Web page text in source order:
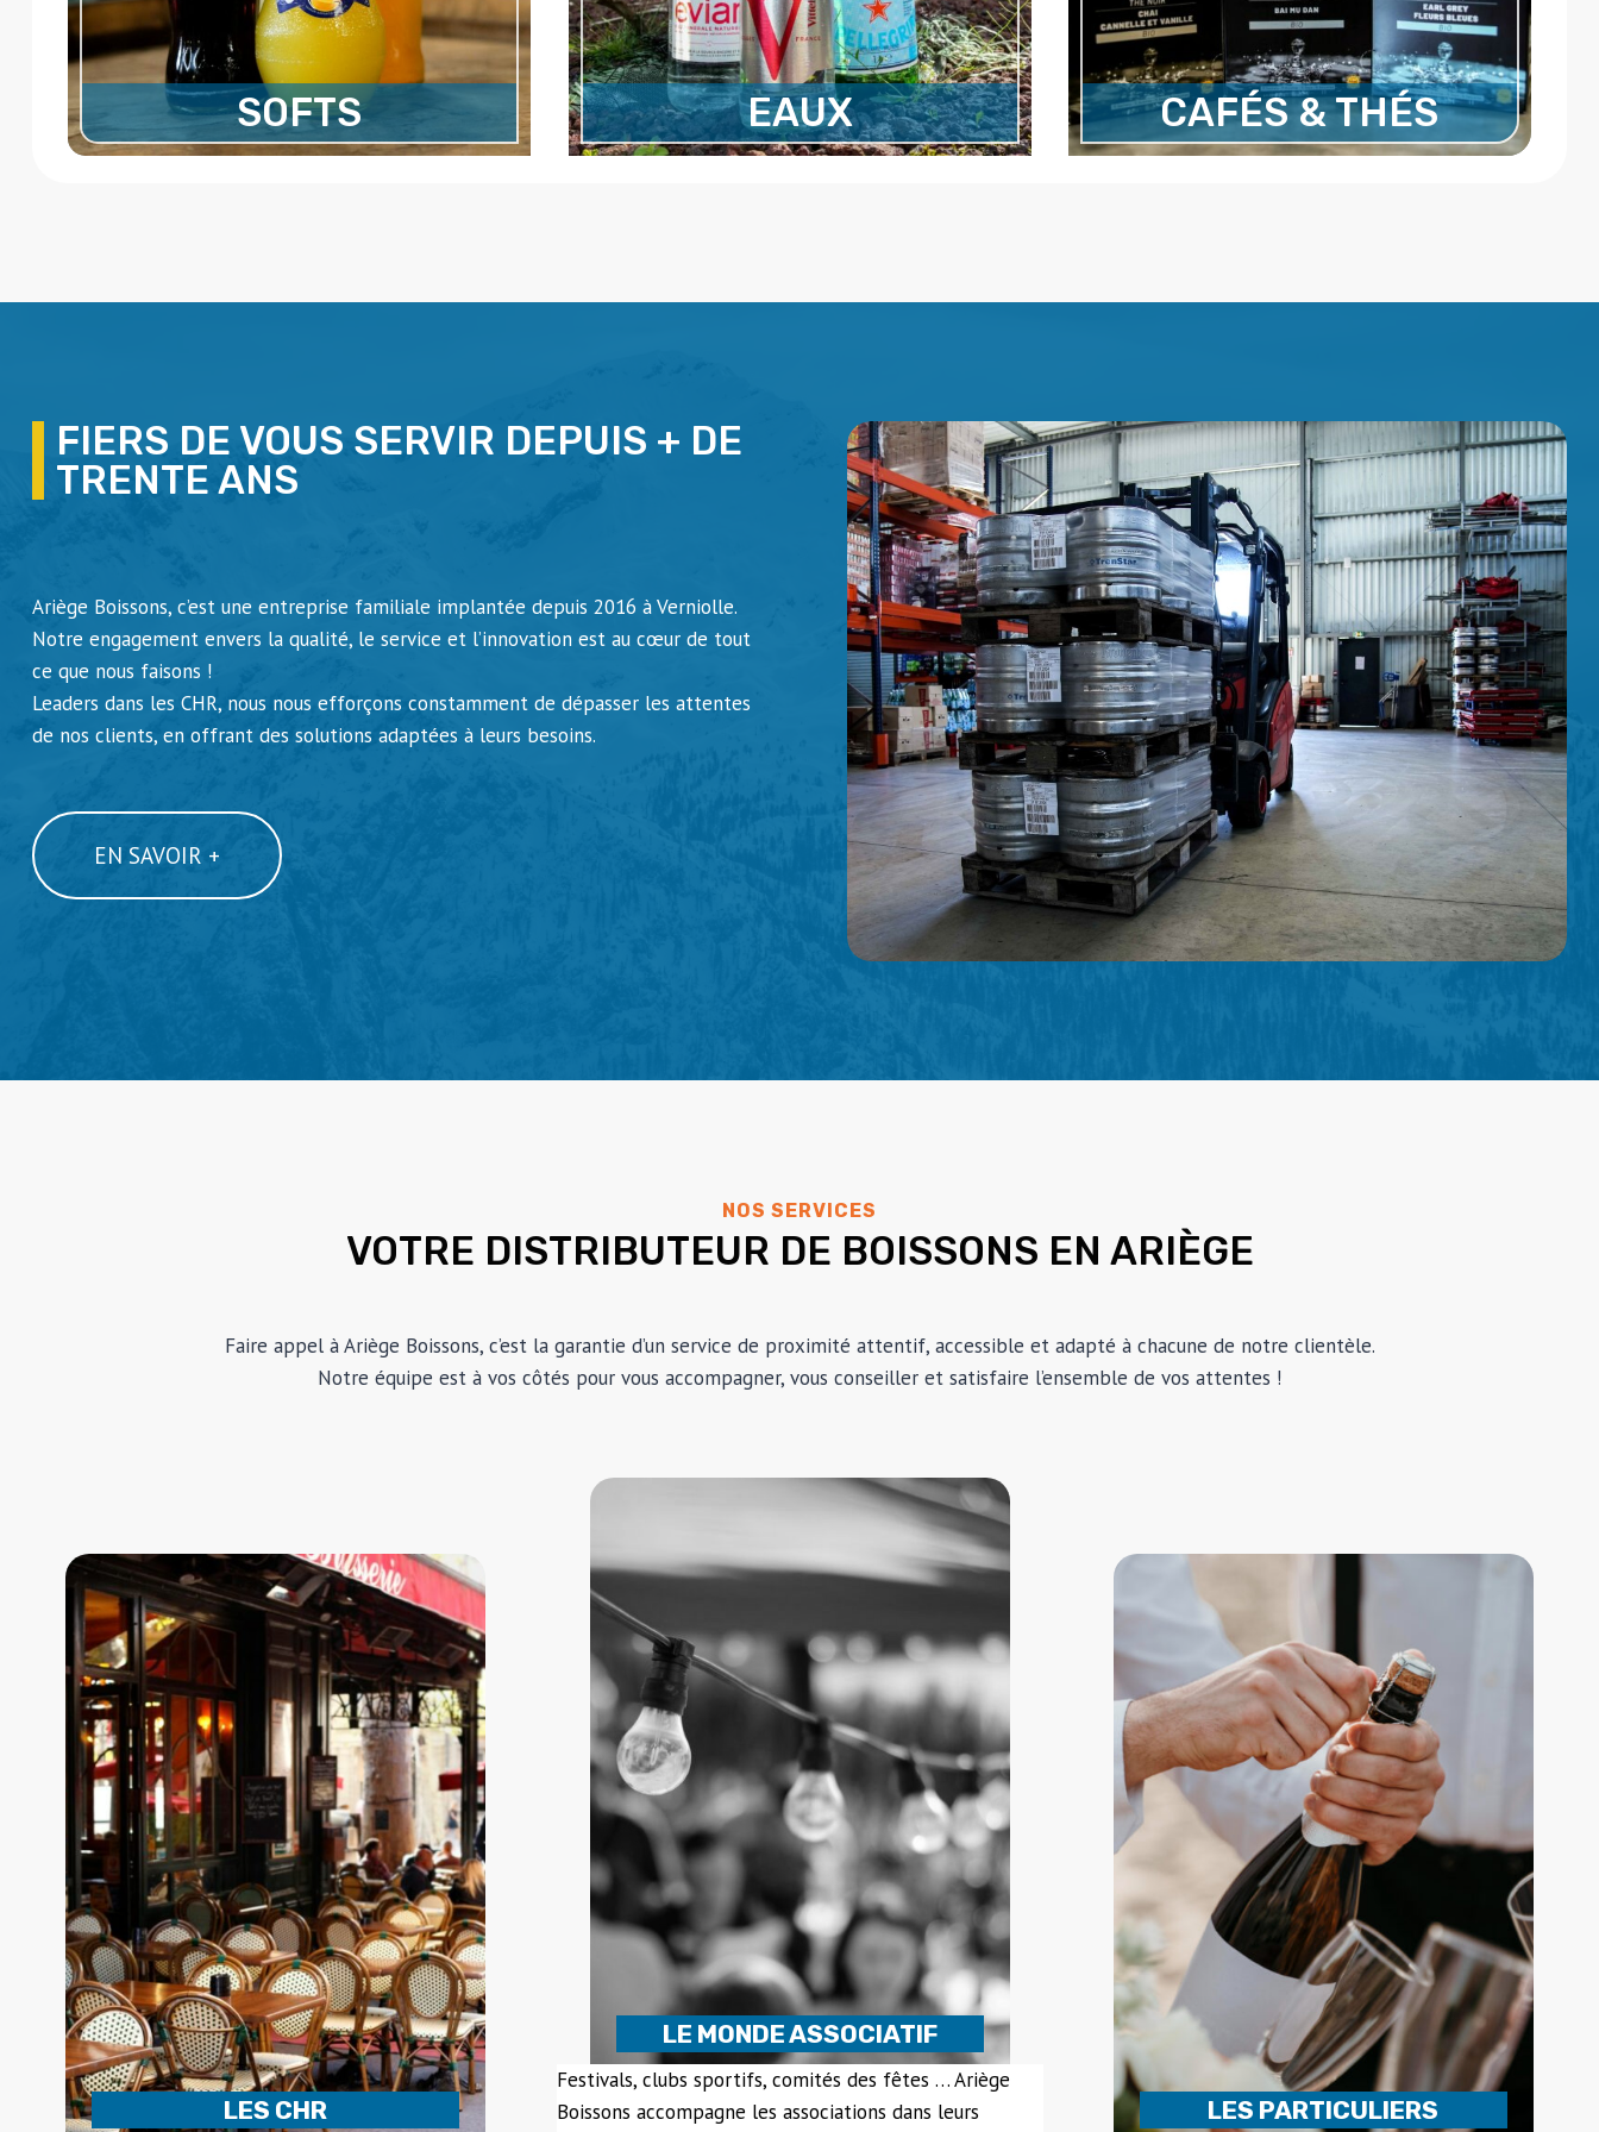
SOFTS EAUX CAFÉS & THÉS
FIERS DE VOUS SERVIR DEPUIS + DE
TRENTE ANS
Ariège Boissons, c’est une entreprise familiale implantée depuis 2016 à Verniolle.
Notre engagement envers la qualité, le service et l’innovation est au cœur de tout
ce que nous faisons !
Leaders dans les CHR, nous nous efforçons constamment de dépasser les attentes
de nos clients, en offrant des solutions adaptées à leurs besoins.
EN SAVOIR +
NOS SERVICES
VOTRE DISTRIBUTEUR DE BOISSONS EN ARIÈGE
Faire appel à Ariège Boissons, c’est la garantie d’un service de proximité attentif, accessible et adapté à chacune de notre clientèle.
Notre équipe est à vos côtés pour vous accompagner, vous conseiller et satisfaire l’ensemble de vos attentes !
LES CHR
LE MONDE ASSOCIATIF
Festivals, clubs sportifs, comités des fêtes … Ariège
Boissons accompagne les associations dans leurs
LES PARTICULIERS